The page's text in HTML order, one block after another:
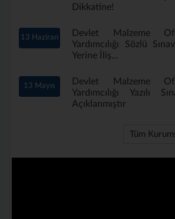
Dikkatine!
13 Haziran
Devlet Malzeme
Yardımcılığı Sözlü
Yerine İliş...
13 Mayıs
Devlet Malzeme
Yardımcılığı Yazılı
Açıklanmıştır
Tüm